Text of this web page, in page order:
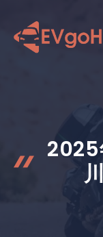
2025